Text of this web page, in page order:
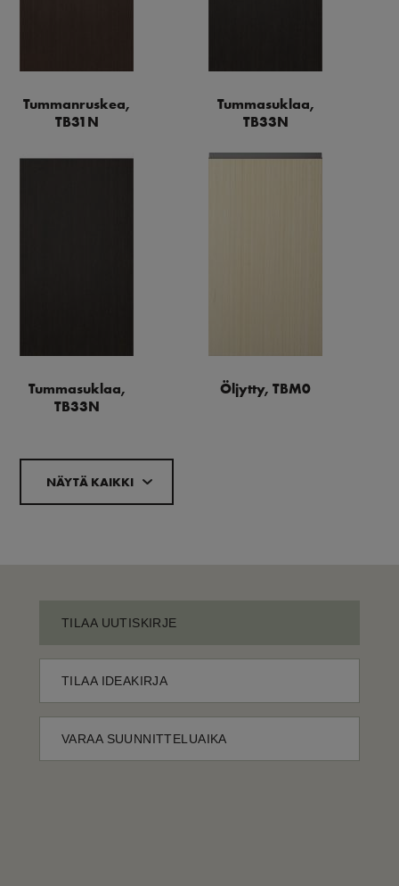
Tummanruskea,
TB31N
Tummasuklaa,
TB33N
Tummasuklaa,
TB33N
Öljytty, TBM0
NÄYTÄ KAIKKI
TILAA UUTISKIRJE
TILAA IDEAKIRJA
VARAA SUUNNITTELUAIKA